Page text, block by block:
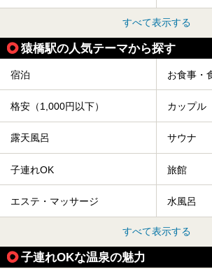
すべて表示する
猿橋駅の人気テーマから探す
宿泊 お食事・
格安（1,000円以下） カップル
露天風呂 サウナ
子連れOK 旅館
エステ・マッサージ 水風呂
すべて表示する
子連れOKな温泉の魅力